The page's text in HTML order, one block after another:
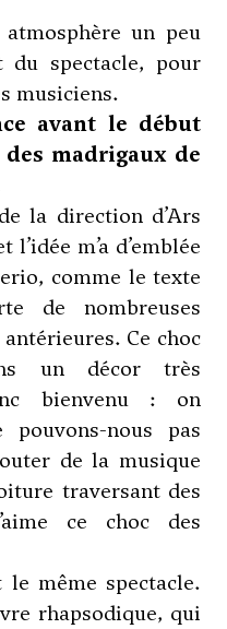
un peu
du spectacle, pour
musiciens.
avant le début
madrigaux de
la direction d’Ars
m’a d’emblée
comme le texte
de nombreuses
Ce choc
un décor très
bienvenu : on
nous pas
de la musique
traversant des
ce choc des
le même spectacle.
rhapsodique, qui